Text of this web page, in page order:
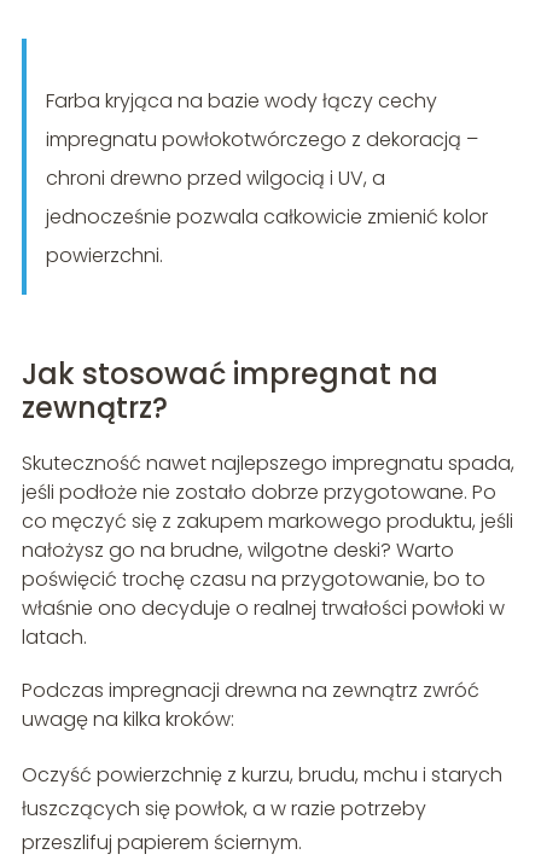
Farba kryjąca na bazie wody łączy cechy
impregnatu powłokotwórczego z dekoracją –
chroni drewno przed wilgocią i UV, a
jednocześnie pozwala całkowicie zmienić kolor
powierzchni.
Jak stosować impregnat na
zewnątrz?
Skuteczność nawet najlepszego impregnatu spada,
jeśli podłoże nie zostało dobrze przygotowane. Po
co męczyć się z zakupem markowego produktu, jeśli
nałożysz go na brudne, wilgotne deski? Warto
poświęcić trochę czasu na przygotowanie, bo to
właśnie ono decyduje o realnej trwałości powłoki w
latach.
Podczas impregnacji drewna na zewnątrz zwróć
uwagę na kilka kroków:
Oczyść powierzchnię z kurzu, brudu, mchu i starych
łuszczących się powłok, a w razie potrzeby
przeszlifuj papierem ściernym.